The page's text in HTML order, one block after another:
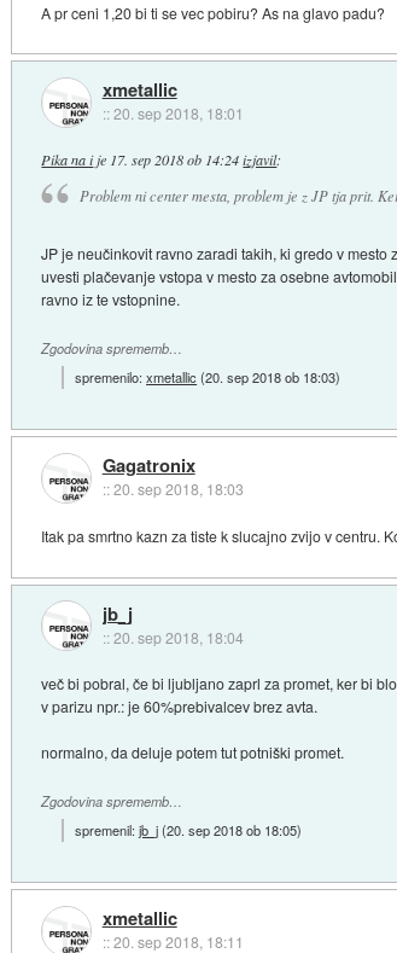
A pr ceni 1,20 bi ti se vec pobiru? As na glavo padu?
xmetallic
::20. sep 2018, 18:01
Pika na ije 17. sep 2018 ob 14:24 izjavil:
Problem ni center mesta, problem je z JP tja prit.
JP je neučinkovit ravno zaradi takih, ki gredo v
uvesti plačevanje vstopa v mesto za osebne
ravno iz te vstopnine.
Zgodovina sprememb…
spremenilo:xmetallic (20. sep 2018 ob 18:03)
Gagatronix
::20. sep 2018, 18:03
Itak pa smrtno kazn za tiste k slucajno zvijo v centru.
jb_j
::20. sep 2018, 18:04
več bi pobral, če bi ljubljano zaprl za promet, ker bi
v parizu npr.: je 60%prebivalcev brez avta.
normalno, da deluje potem tut potniški promet.
Zgodovina sprememb…
spremenil:jb_j(20. sep 2018 ob 18:05)
xmetallic
::20. sep 2018, 18:11